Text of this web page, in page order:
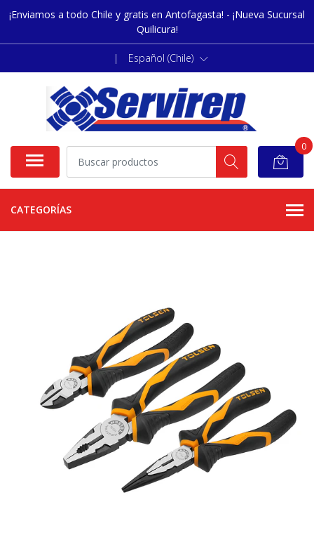
¡Enviamos a todo Chile y gratis en Antofagasta! - ¡Nueva Sucursal
Quilicura!
| Español (Chile)
0
CATEGORÍAS